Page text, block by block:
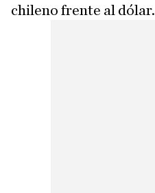
chileno frente al dólar.